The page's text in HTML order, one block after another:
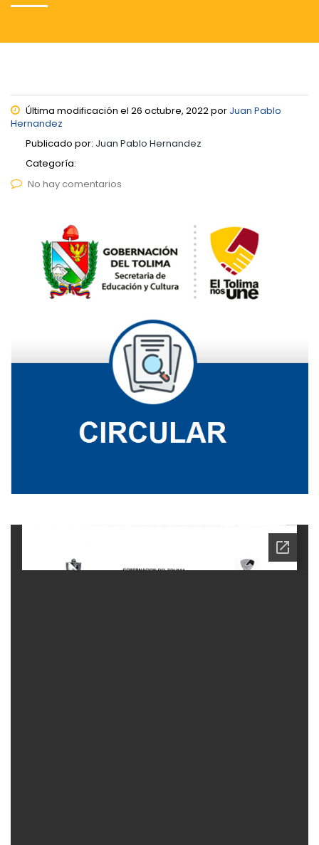
Última modificación el 26 octubre, 2022 por Juan Pablo
Hernandez
Publicado por: Juan Pablo Hernandez
Categoría:
No hay comentarios